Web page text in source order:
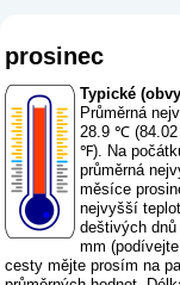
prosinec
Typické
Průměrná
28.9 ℃
℉). Na
průměrná
měsíce
nejvyšší
deštivých
mm (
cesty mějte prosím na